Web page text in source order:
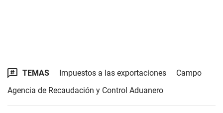
TEMAS Impuestos a las exportaciones
Campo
Agencia de Recaudación y Control Aduanero